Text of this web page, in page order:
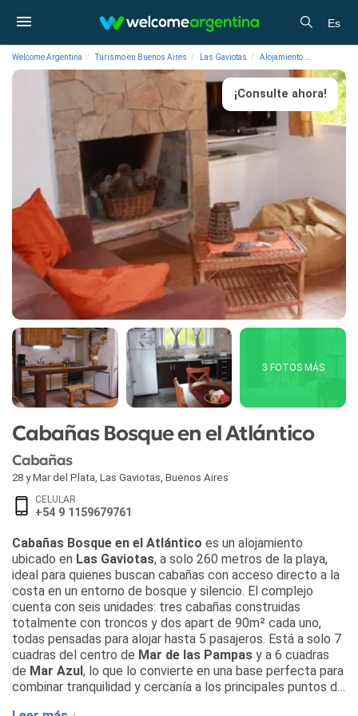
Es
Welcome Argentina Turismo en Buenos Aires Las Gaviotas Alojamiento
¡Consulte ahora!
3 FOTOS MÁS
Cabañas Bosque en el Atlántico
Cabañas
28 y Mar del Plata Las Gaviotas Buenos Aires
CELULAR
+54 9 1159679761
Cabañas Bosque en el Atlántico es un alojamiento
ubicado en Las Gaviotas, a solo 260 metros de la playa,
ideal para quienes buscan cabañas con acceso directo a la
costa en un entorno de bosque y silencio. El complejo
cuenta con seis unidades: tres cabañas construidas
totalmente con troncos y dos apart de 90m² cada uno,
todas pensadas para alojar hasta 5 pasajeros. Está a solo 7
cuadras del centro de Mar de las Pampas y a 6 cuadras
de Mar Azul, lo que lo convierte en una base perfecta para
combinar tranquilidad y cercanía a los principales puntos de